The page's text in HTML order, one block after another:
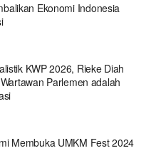
Ekonomi Indonesia
KWP 2026, Rieke Diah
Parlemen adalah
Membuka UMKM Fest 2024